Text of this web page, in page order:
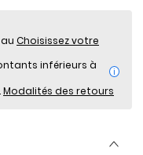
Choisissez votre
i
Modalités des retours